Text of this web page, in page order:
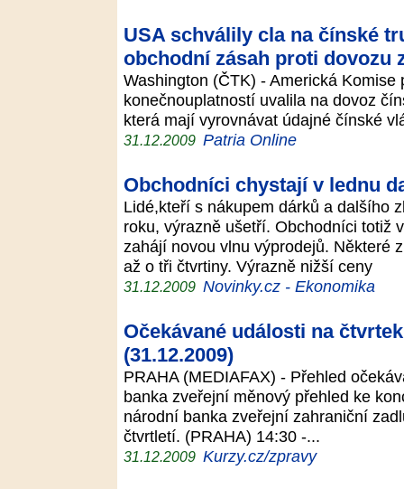
USA schválily cla na čínské
obchodní zásah proti dovozu
Washington (ČTK) - Americká
konečnouplatností uvalila na dovoz
která mají vyrovnávat údajné čínské
31.12.2009 Patria Online
Obchodníci chystají v lednu
Lidé,kteří s nákupem dárků a dalšího
roku, výrazně ušetří. Obchodníci totiž
zahájí novou vlnu výprodejů. Některé
až o tři čtvrtiny. Výrazně nižší ceny
31.12.2009 Novinky.cz - Ekonomika
Očekávané události na
(31.12.2009)
PRAHA (MEDIAFAX) - Přehled
banka zveřejní měnový přehled ke
národní banka zveřejní zahraniční
čtvrtletí. (PRAHA) 14:30 -...
31.12.2009 Kurzy.cz/zpravy